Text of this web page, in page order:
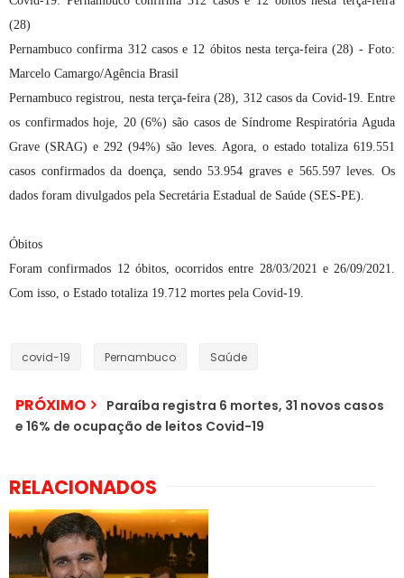
(28)
Pernambuco confirma 312 casos e 12 óbitos nesta terça-feira (28) - Foto:
Marcelo Camargo/Agência Brasil
Pernambuco registrou, nesta terça-feira (28), 312 casos da Covid-19. Entre
os confirmados hoje, 20 (6%) são casos de Síndrome Respiratória Aguda
Grave (SRAG) e 292 (94%) são leves. Agora, o estado totaliza 619.551
casos confirmados da doença, sendo 53.954 graves e 565.597 leves. Os
dados foram divulgados pela Secretária Estadual de Saúde (SES-PE).
Óbitos
Foram confirmados 12 óbitos, ocorridos entre 28/03/2021 e 26/09/2021.
Com isso, o Estado totaliza 19.712 mortes pela Covid-19.
covid-19 Pernambuco Saúde
PRÓXIMO
Paraíba registra 6 mortes, 31 novos casos
e 16% de ocupação de leitos Covid-19
RELACIONADOS